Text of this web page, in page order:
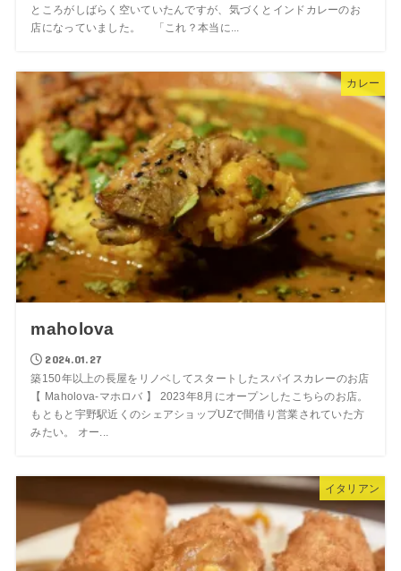
ところがしばらく空いていたんですが、気づくとインドカレーのお
店になっていました。 「これ？本当に...
カレー
maholova
2024.01.27
築150年以上の長屋をリノベしてスタートしたスパイスカレーのお店
【 Maholova-マホロバ 】 2023年8月にオープンしたこちらのお店。
もともと宇野駅近くのシェアショップUZで間借り営業されていた方
みたい。 オー...
イタリアン